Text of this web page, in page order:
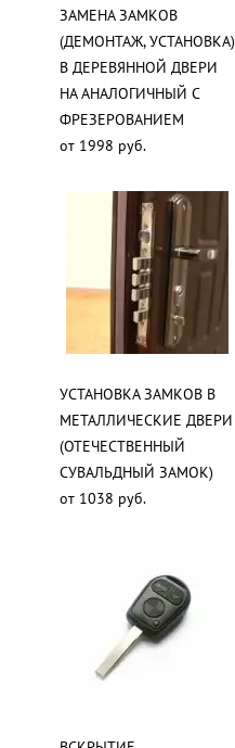
ЗАМЕНА ЗАМКОВ
(ДЕМОНТАЖ, УСТАНОВКА)
В ДЕРЕВЯННОЙ ДВЕРИ
НА АНАЛОГИЧНЫЙ С
ФРЕЗЕРОВАНИЕМ
от 1998 руб.
УСТАНОВКА ЗАМКОВ В
МЕТАЛЛИЧЕСКИЕ ДВЕРИ
(ОТЕЧЕСТВЕННЫЙ
СУВАЛЬДНЫЙ ЗАМОК)
от 1038 руб.